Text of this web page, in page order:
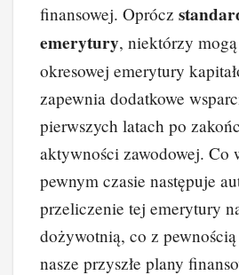
finansowej. Oprócz
emerytury, niektórzy
okresowej emerytury
zapewnia dodatkowe
pierwszych latach po
aktywności zawodowej. Co
pewnym czasie następuje
przeliczenie tej emerytury
dożywotnią, co z
nasze przyszłe plany